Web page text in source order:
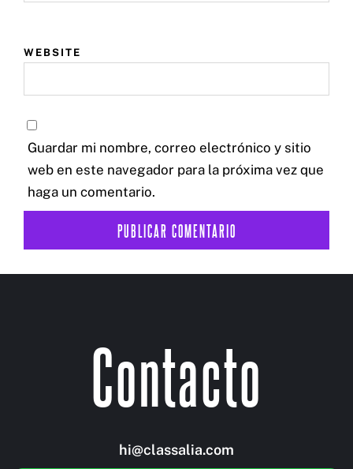
WEBSITE
Guardar mi nombre, correo electrónico y sitio
web en este navegador para la próxima vez que
haga un comentario.
Contacto
hi@classalia.com